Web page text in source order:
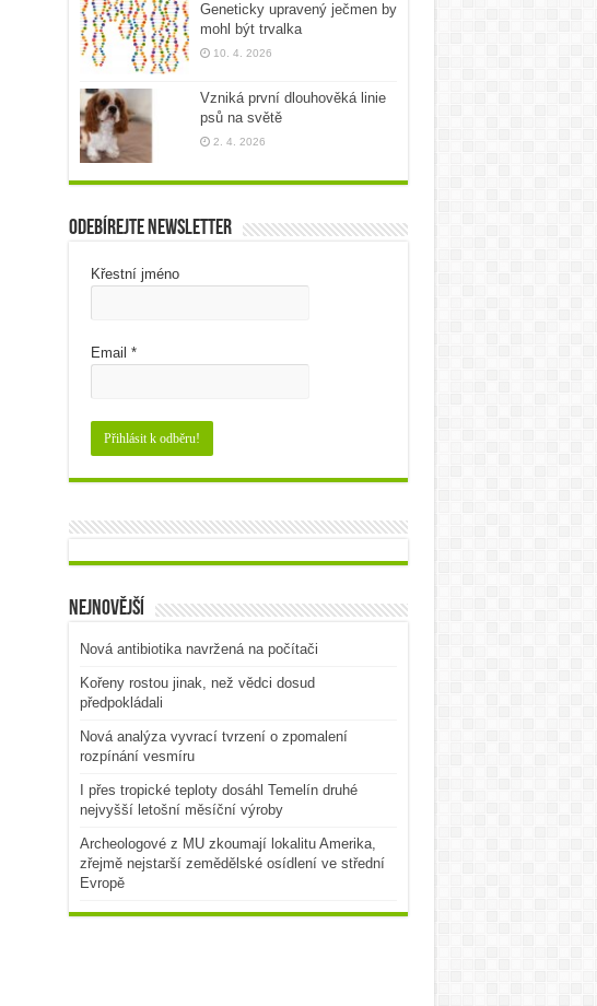
Geneticky upravený ječmen by
mohl být trvalka
10. 4. 2026
Vzniká první dlouhověká linie
psů na světě
2. 4. 2026
Odebírejte newsletter
Křestní jméno
Email *
Nejnovější
Nová antibiotika navržená na počítači
Kořeny rostou jinak, než vědci dosud
předpokládali
Nová analýza vyvrací tvrzení o zpomalení
rozpínání vesmíru
I přes tropické teploty dosáhl Temelín druhé
nejvyšší letošní měsíční výroby
Archeologové z MU zkoumají lokalitu Amerika,
zřejmě nejstarší zemědělské osídlení ve střední
Evropě